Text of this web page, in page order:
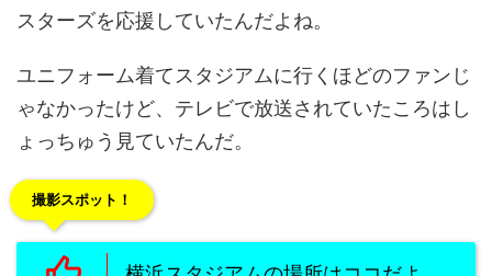
スターズを応援していたんだよね。
ユニフォーム着てスタジアムに行くほどのファンじ
ゃなかったけど、テレビで放送されていたころはし
ょっちゅう見ていたんだ。
撮影スポット！